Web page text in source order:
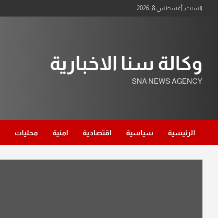
السبت, أغسطس 8, 2026
وكالة سنا الاخبارية
SNA NEWS AGENCY
الرئيسية سياسية اقتصادية امنية محليات